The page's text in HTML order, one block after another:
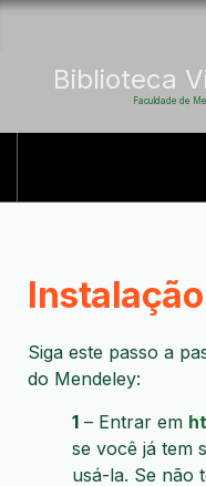
Biblioteca
Faculdade de
Siga este passo a
do Mendeley:
1 – Entrar em
se você já tem
usá-la. Se não